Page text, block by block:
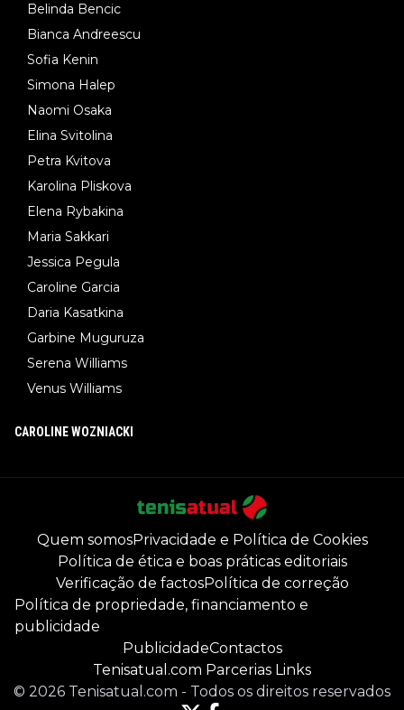
Belinda Bencic
Bianca Andreescu
Sofia Kenin
Simona Halep
Naomi Osaka
Elina Svitolina
Petra Kvitova
Karolina Pliskova
Elena Rybakina
Maria Sakkari
Jessica Pegula
Caroline Garcia
Daria Kasatkina
Garbine Muguruza
Serena Williams
Venus Williams
CAROLINE WOZNIACKI
Quem somosPrivacidade e Política de Cookies
Política de ética e boas práticas editoriais
Verificação de factosPolítica de correção
Política de propriedade, financiamento e
publicidade
PublicidadeContactos
Tenisatual.com Parcerias Links
© 2026 Tenisatual.com - Todos os direitos reservados